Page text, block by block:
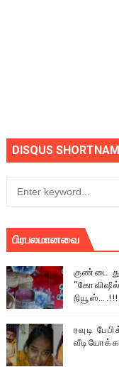
DISQUS
பிரபலமானவை
குண்டை
ரவுடி